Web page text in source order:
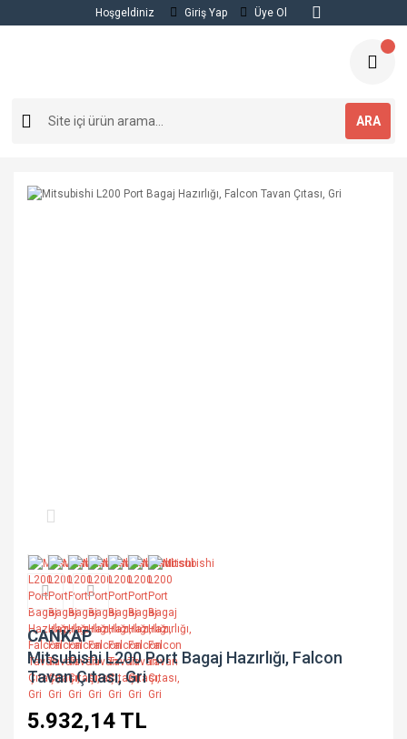
Hoşgeldiniz Giriş Yap Üye Ol
ARA
CANKAP
Mitsubishi L200 Port Bagaj Hazırlığı, Falcon
Tavan Çıtası, Gri
5.932,14 TL